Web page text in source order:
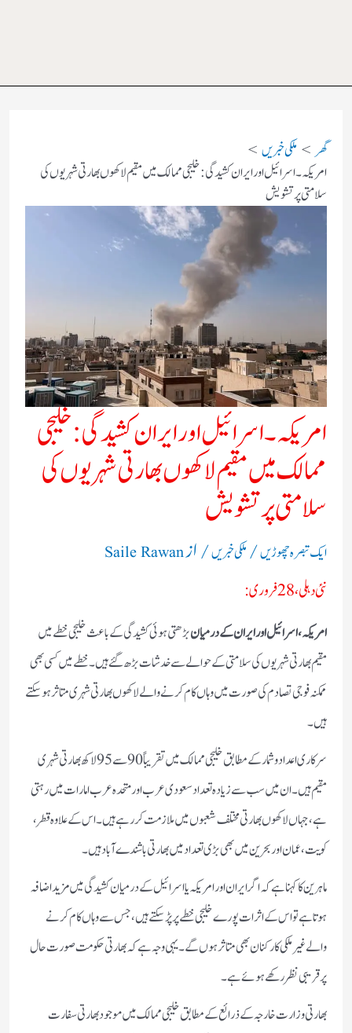
گھر
ملکی خبریں
امریکہ۔اسرائیل اور ایران کشیدگی: خلیجی ممالک میں مقیم لاکھوں بھارتی شہریوں کی
سلامتی پر تشویش
امریکہ۔اسرائیل اور ایران کشیدگی: خلیجی
ممالک میں مقیم لاکھوں بھارتی شہریوں کی
سلامتی پر تشویش
ایک تبصرہ چھوڑیں/ملکی خبریں/ ازSaile Rawan
نئی دہلی، 28 فروری:
امریکہ، اسرائیل اور ایران کے درمیانبڑھتی ہوئی کشیدگی کے باعث خلیجی خطے میں
مقیم بھارتی شہریوں کی سلامتی کے حوالے سے خدشات بڑھ گئے ہیں۔ خطے میں کسی بھی
ممکنہ فوجی تصادم کی صورت میں وہاں کام کرنے والے لاکھوں بھارتی شہری متاثر ہو سکتے
ہیں۔
سرکاری اعداد و شمار کے مطابق خلیجی ممالک میں تقریباً 90 سے 95 لاکھ بھارتی شہری
مقیم ہیں۔ ان میں سب سے زیادہ تعداد سعودی عرب اور متحدہ عرب امارات میں رہتی
ہے، جہاں لاکھوں بھارتی مختلف شعبوں میں ملازمت کر رہے ہیں۔ اس کے علاوہ قطر،
کویت، عمان اور بحرین میں بھی بڑی تعداد میں بھارتی باشندے آباد ہیں۔
ماہرین کا کہنا ہے کہ اگر ایران اور امریکہ یا اسرائیل کے درمیان کشیدگی میں مزید اضافہ
ہوتا ہے تو اس کے اثرات پورے خلیجی خطے پر پڑ سکتے ہیں، جس سے وہاں کام کرنے
والے غیر ملکی کارکنان بھی متاثر ہوں گے۔ یہی وجہ ہے کہ بھارتی حکومت صورت حال
پر قریبی نظر رکھے ہوئے ہے۔
بھارتی وزارت خارجہ کے ذرائع کے مطابق خلیجی ممالک میں موجود بھارتی سفارت